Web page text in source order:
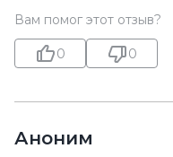
Вам помог этот отзыв?
0 0
Аноним